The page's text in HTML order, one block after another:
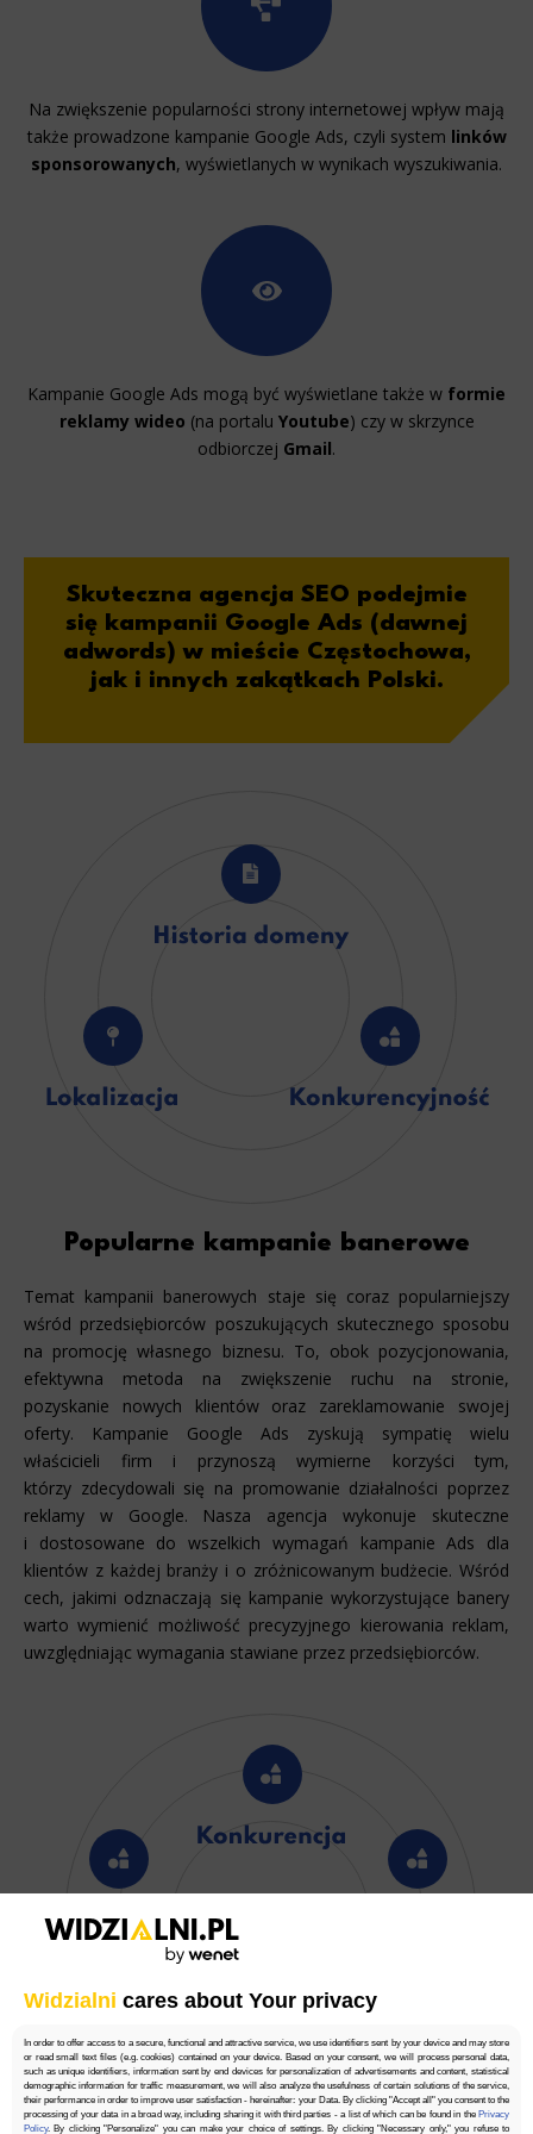
Widzialni cares about Your privacy
In order to offer access to a secure, functional and attractive service, we use identifiers sent by your device and may store
or read small text files (e.g. cookies) contained on your device. Based on your consent, we will process personal data,
such as unique identifiers, information sent by end devices for personalization of advertisements and content, statistical
demographic information for traffic measurement, we will also analyze the usefulness of certain solutions of the service,
their performance in order to improve user satisfaction - hereinafter: your Data. By clicking "Accept all" you consent to the
processing of your data in a broad way, including sharing it with third parties - a list of which can be found in the Privacy
Policy. By clicking "Personalize" you can make your choice of settings. By clicking "Necessary only," you refuse to
Na zwiększenie popularności strony internetowej wpływ mają
także prowadzone kampanie Google Ads, czyli system linków
sponsorowanych, wyświetlanych w wynikach wyszukiwania.
Kampanie Google Ads mogą być wyświetlane także w formie
reklamy wideo (na portalu Youtube) czy w skrzynce
odbiorczej Gmail.
Skuteczna agencja SEO podejmie
się kampanii Google Ads (dawnej
adwords) w mieście Częstochowa,
jak i innych zakątkach Polski.
Popularne kampanie banerowe
Temat kampanii banerowych staje się coraz popularniejszy
wśród przedsiębiorców poszukujących skutecznego sposobu
na promocję własnego biznesu. To, obok pozycjonowania,
efektywna metoda na zwiększenie ruchu na stronie,
pozyskanie nowych klientów oraz zareklamowanie swojej
oferty. Kampanie Google Ads zyskują sympatię wielu
właścicieli firm i przynoszą wymierne korzyści tym,
którzy zdecydowali się na promowanie działalności poprzez
reklamy w Google. Nasza agencja wykonuje skuteczne
i dostosowane do wszelkich wymagań kampanie Ads dla
klientów z każdej branży i o zróżnicowanym budżecie. Wśród
cech, jakimi odznaczają się kampanie wykorzystujące banery
warto wymienić możliwość precyzyjnego kierowania reklam,
uwzględniając wymagania stawiane przez przedsiębiorców.